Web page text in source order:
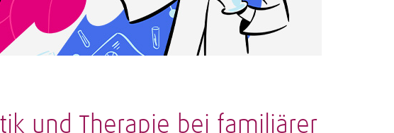
und Therapie bei familiärer